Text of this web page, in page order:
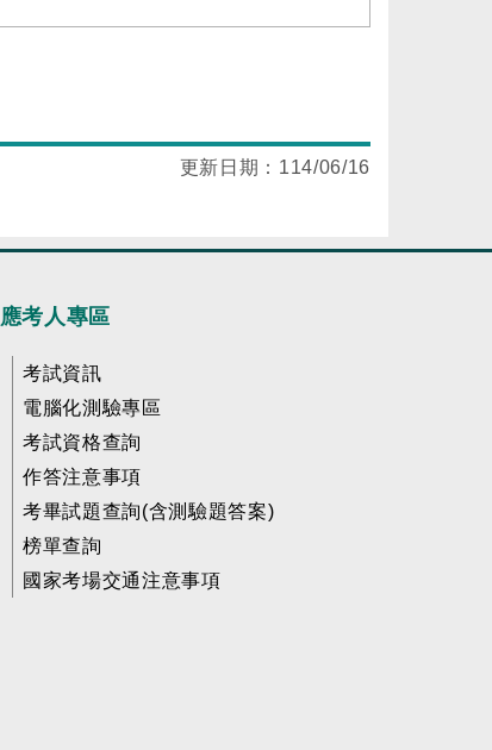
更新日期： 114/06/16
應考人專區
考試資訊
電腦化測驗專區
考試資格查詢
作答注意事項
考畢試題查詢(含測驗題答案)
榜單查詢
國家考場交通注意事項